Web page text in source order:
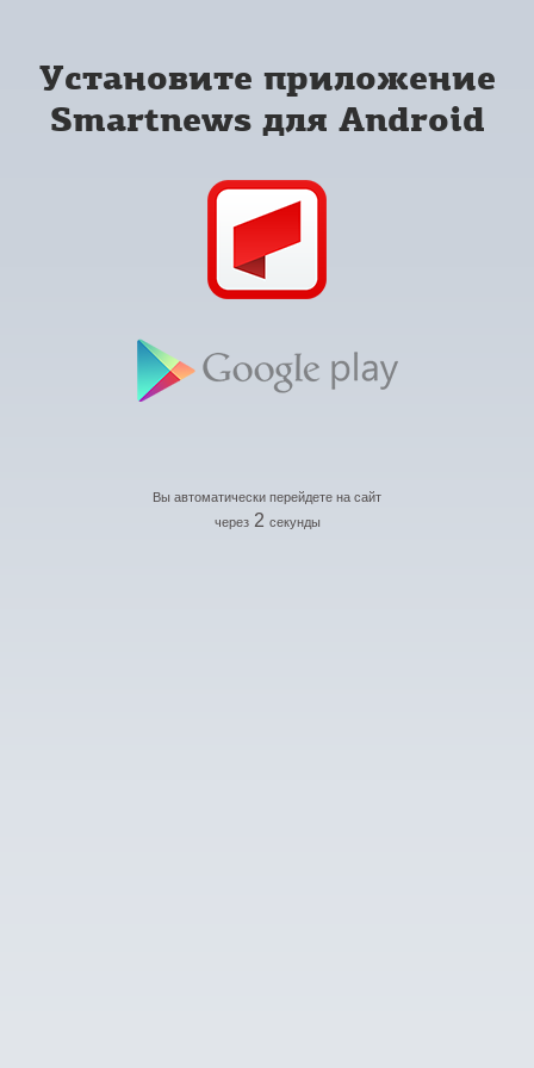
Установите приложение
Smartnews для Android
Вы автоматически перейдете на сайт
через 2 секунды